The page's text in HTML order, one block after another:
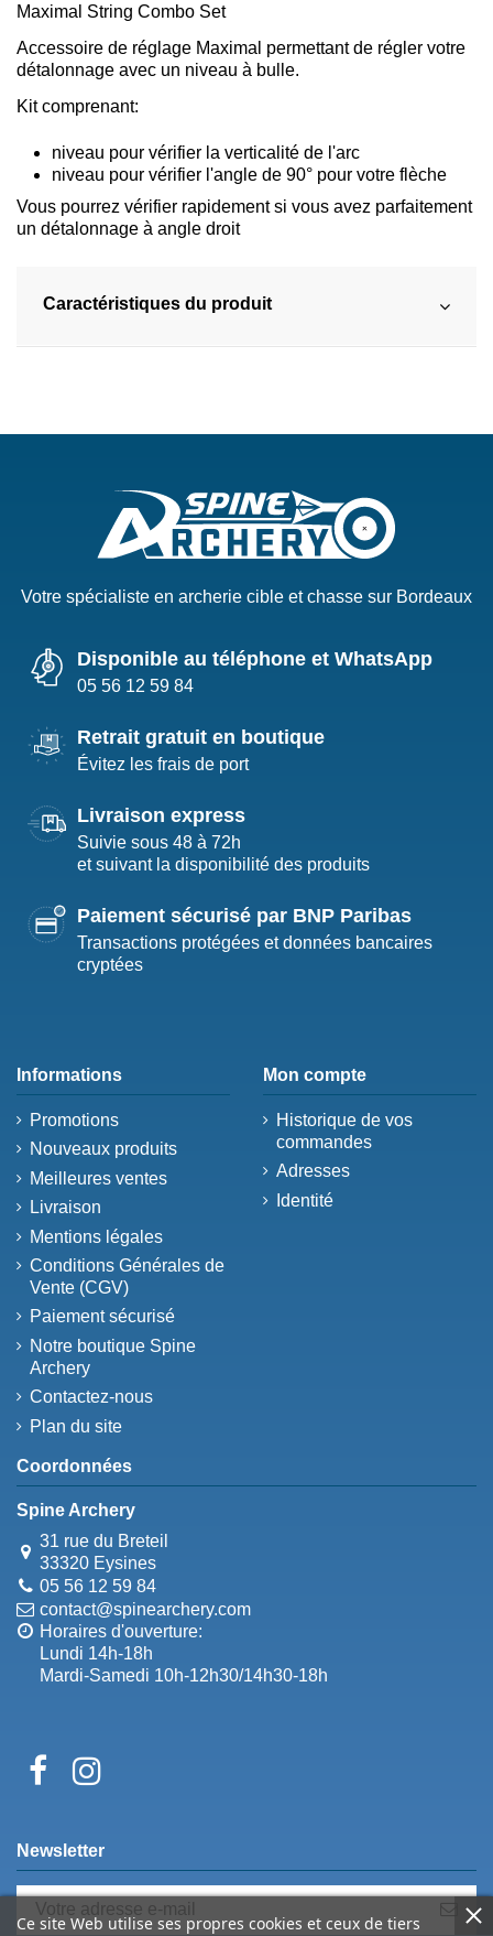
Maximal String Combo Set
Accessoire de réglage Maximal permettant de régler votre
détalonnage avec un niveau à bulle.
Kit comprenant:
niveau pour vérifier la verticalité de l'arc
niveau pour vérifier l'angle de 90° pour votre flèche
Vous pourrez vérifier rapidement si vous avez parfaitement
un détalonnage à angle droit
Caractéristiques du produit
Votre spécialiste en archerie cible et chasse sur Bordeaux
Disponible au téléphone et WhatsApp
05 56 12 59 84
Retrait gratuit en boutique
Évitez les frais de port
Livraison express
Suivie sous 48 à 72h
et suivant la disponibilité des produits
Paiement sécurisé par BNP Paribas
Transactions protégées et données bancaires
cryptées
Informations
Promotions
Nouveaux produits
Meilleures ventes
Livraison
Mentions légales
Conditions Générales de
Vente (CGV)
Paiement sécurisé
Notre boutique Spine
Archery
Contactez-nous
Plan du site
Mon compte
Historique de vos
commandes
Adresses
Identité
Coordonnées
Spine Archery
31 rue du Breteil
33320 Eysines
05 56 12 59 84
contact@spinearchery.com
Horaires d'ouverture:
Lundi 14h-18h
Mardi-Samedi 10h-12h30/14h30-18h
Ce site Web utilise ses propres cookies et ceux de tiers
Newsletter